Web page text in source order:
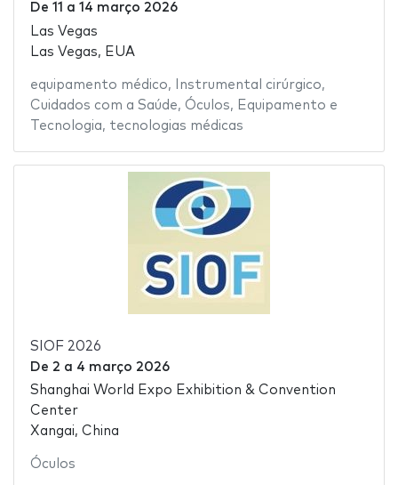
De 11 a 14 março 2026
Las Vegas
Las Vegas, EUA
equipamento médico, Instrumental cirúrgico,
Cuidados com a Saúde, Óculos, Equipamento e
Tecnologia, tecnologias médicas
SIOF 2026
De 2 a 4 março 2026
Shanghai World Expo Exhibition & Convention
Center
Xangai, China
Óculos